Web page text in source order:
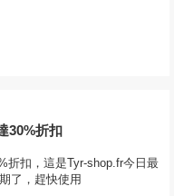
30%折扣
折扣，這是Tyr-shop.fr今日最
了，趕快使用